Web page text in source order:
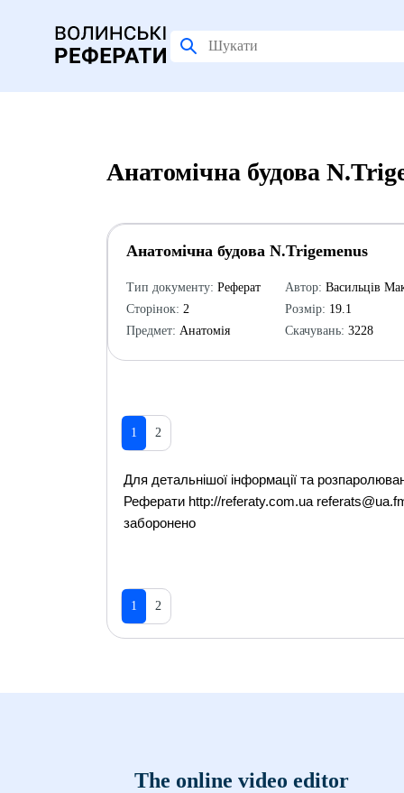
Анатомічна будова
Анатомічна будова N.Trigemenus
Тип документу: Реферат
Сторінок: 2
Предмет: Анатомія
Автор: Васильців
Розмір: 19.1
Скачувань: 3228
1 2
Для детальнішої інформації та
Реферати http://referaty.com.ua
заборонено
1 2
The online video editor